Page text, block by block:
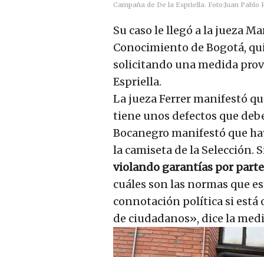
Campaña de De la Espriella. Foto:Juan Pablo
Su caso le llegó a la jueza
Conocimiento de Bogotá,
solicitando una medida
Espriella.
La jueza Ferrer manifestó
tiene unos defectos que
Bocanegro manifestó que
la camiseta de la Selección.
violando garantías por
cuáles son las normas que
connotación política si está
de ciudadanos», dice la